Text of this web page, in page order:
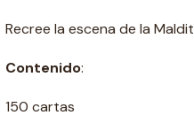
Recree la escena de la
Contenido:
150 cartas